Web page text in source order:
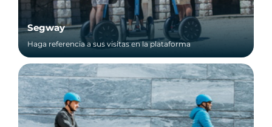
Segway
Haga referencia a sus visitas en la plataforma